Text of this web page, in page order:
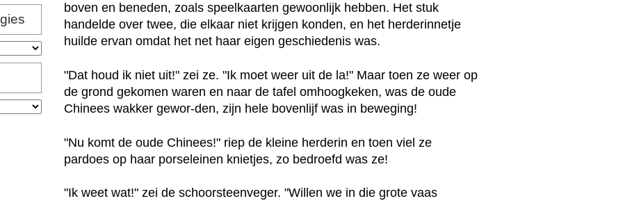
boven en beneden, zoals speelkaarten gewoonlijk hebben. Het stuk
handelde over twee, die elkaar niet krijgen konden, en het herderinnetje
huilde ervan omdat het net haar eigen geschiedenis was.
"Dat houd ik niet uit!" zei ze. "Ik moet weer uit de la!" Maar toen ze weer op
de grond gekomen waren en naar de tafel omhoogkeken, was de oude
Chinees wakker gewor-den, zijn hele bovenlijf was in beweging!
"Nu komt de oude Chinees!" riep de kleine herderin en toen viel ze
pardoes op haar porseleinen knietjes, zo bedroefd was ze!
"Ik weet wat!" zei de schoorsteenveger. "Willen we in die grote vaas